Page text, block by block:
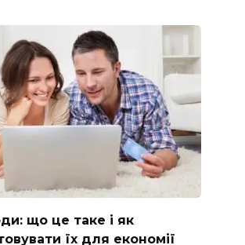
що це таке і як
їх для економії